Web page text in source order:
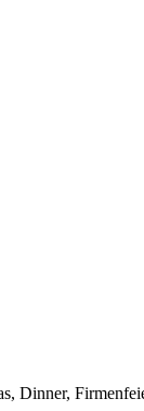
Dinner,